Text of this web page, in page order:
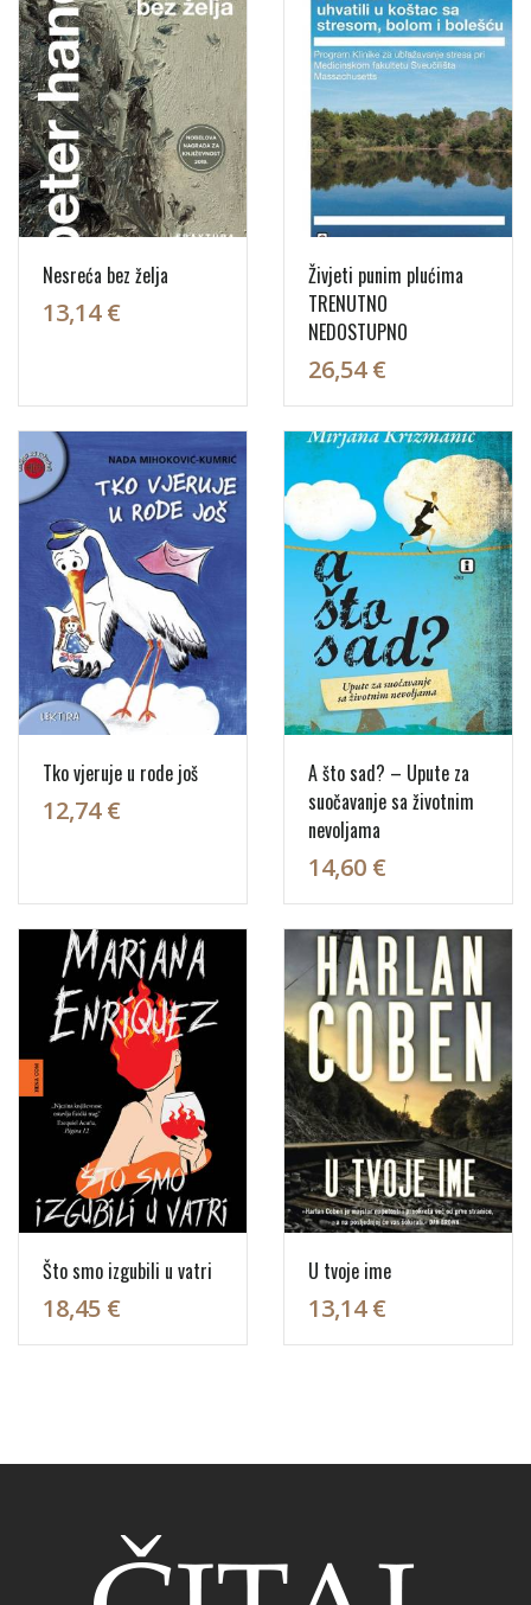
Nesreća bez želja
13,14 €
Živjeti punim plućima
TRENUTNO
NEDOSTUPNO
26,54 €
Tko vjeruje u rode još
12,74 €
A što sad? – Upute za
suočavanje sa životnim
nevoljama
14,60 €
Što smo izgubili u vatri
18,45 €
U tvoje ime
13,14 €